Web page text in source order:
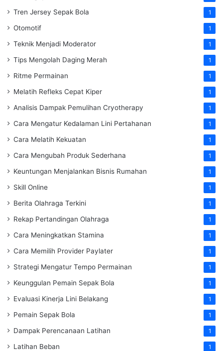
Tren Jersey Sepak Bola 1
Otomotif 1
Teknik Menjadi Moderator 1
Tips Mengolah Daging Merah 1
Ritme Permainan 1
Melatih Refleks Cepat Kiper 1
Analisis Dampak Pemulihan Cryotherapy 1
Cara Mengatur Kedalaman Lini Pertahanan 1
Cara Melatih Kekuatan 1
Cara Mengubah Produk Sederhana 1
Keuntungan Menjalankan Bisnis Rumahan 1
Skill Online 1
Berita Olahraga Terkini 1
Rekap Pertandingan Olahraga 1
Cara Meningkatkan Stamina 1
Cara Memilih Provider Paylater 1
Strategi Mengatur Tempo Permainan 1
Keunggulan Pemain Sepak Bola 1
Evaluasi Kinerja Lini Belakang 1
Pemain Sepak Bola 1
Dampak Perencanaan Latihan 1
Latihan Beban 1